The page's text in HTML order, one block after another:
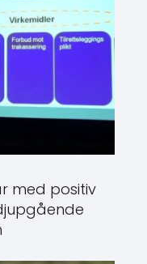
med positiv